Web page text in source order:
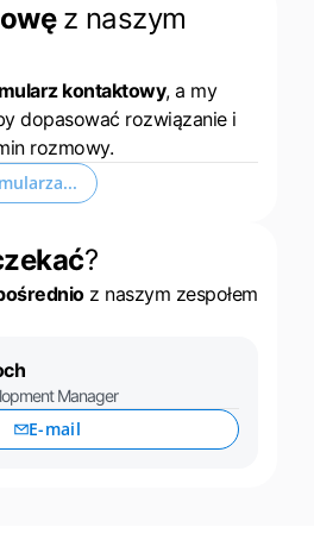
z naszym
kontaktowy, a my
dopasować rozwiązanie i
rozmowy.
?
z naszym zespołem
Manager
E-mail